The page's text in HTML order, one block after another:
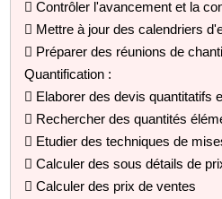
 Contrôler l'avancement et la
 Mettre à jour des calendriers
 Préparer des réunions de
Quantification :
 Elaborer des devis quantitatifs
 Rechercher des quantités
 Etudier des techniques de
 Calculer des sous détails de
 Calculer des prix de ventes